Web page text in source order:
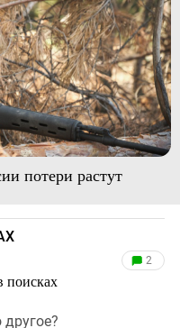
потери растут
поисках
2